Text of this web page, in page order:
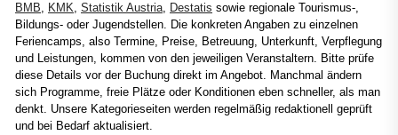
BMB, KMK, Statistik Austria, Destatis sowie regionale Tourismus-,
Bildungs- oder Jugendstellen. Die konkreten Angaben zu einzelnen
Feriencamps, also Termine, Preise, Betreuung, Unterkunft, Verpflegung
und Leistungen, kommen von den jeweiligen Veranstaltern. Bitte prüfe
diese Details vor der Buchung direkt im Angebot. Manchmal ändern
sich Programme, freie Plätze oder Konditionen eben schneller, als man
denkt. Unsere Kategorieseiten werden regelmäßig redaktionell geprüft
und bei Bedarf aktualisiert.